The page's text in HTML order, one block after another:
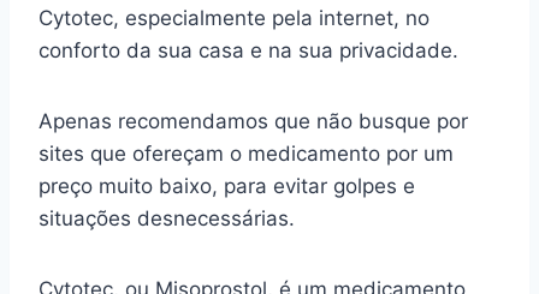
Cytotec, especialmente pela internet, no
conforto da sua casa e na sua privacidade.
Apenas recomendamos que não busque por
sites que ofereçam o medicamento por um
preço muito baixo, para evitar golpes e
situações desnecessárias.